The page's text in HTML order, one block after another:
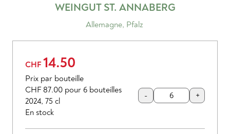
WEINGUT ST. ANNABERG
Allemagne, Pfalz
CHF 14.50
Prix par bouteille
CHF 87.00 pour 6 bouteilles
2024, 75 cl
En stock
- +